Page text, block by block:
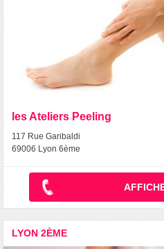
les Ateliers Peeling
117 Rue Garibaldi
69006 Lyon 6ème
LYON 2ÈME